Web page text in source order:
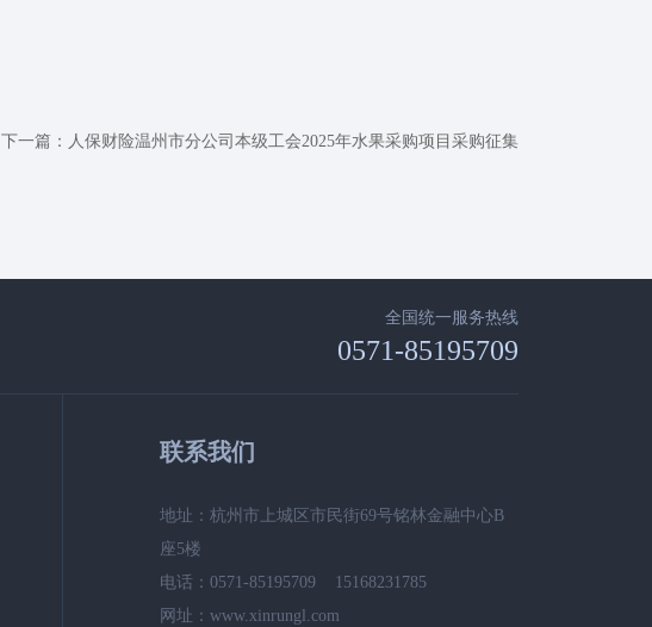
下一篇： 人保财险温州市分公司本级工会2025年水果采购项目采购征集
全国统一服务热线
0571-85195709
联系我们
地址：杭州市上城区市民街69号铭林金融中心B
座5楼
电话：0571-85195709 15168231785
网址：www.xinrungl.com